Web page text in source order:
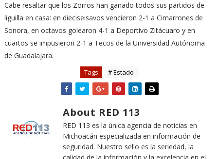
Cabe resaltar que los Zorros han ganado todos sus partidos de
liguilla en casa: en dieciseisavos vencieron 2-1 a Cimarrones de
Sonora, en octavos golearon 4-1 a Deportivo Zitácuaro y en
cuartos se impusieron 2-1 a Tecos de la Universidad Autónoma
de Guadalajara.
Tags # Estado
About RED 113
RED 113 es la única agencia de noticias en
Michoacán especializada en información de
seguridad. Nuestro sello es la seriedad, la